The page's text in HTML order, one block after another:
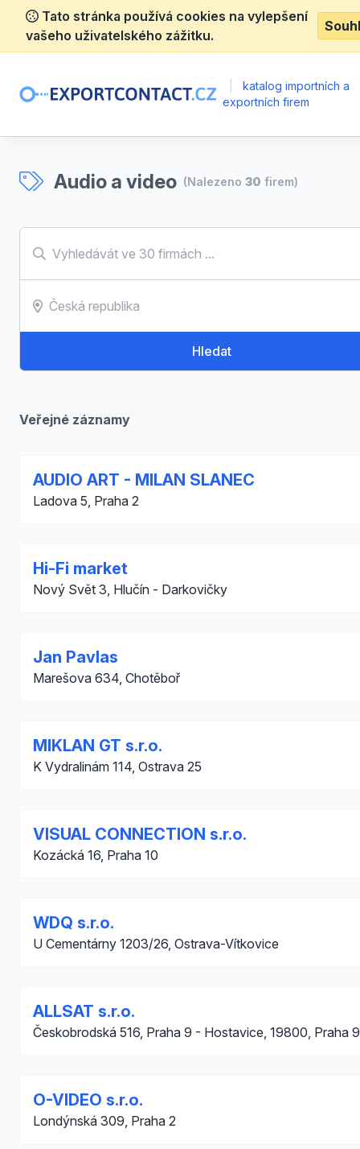
Tato stránka používá cookies na vylepšení
vašeho uživatelského zážitku.
katalog importních a
exportních firem
Audio a video (Nalezeno 30 firem)
Hledat
Veřejné záznamy
AUDIO ART - MILAN SLANEC
Ladova 5, Praha 2
Hi-Fi market
Nový Svět 3, Hlučín - Darkovičky
Jan Pavlas
Marešova 634, Chotěboř
MIKLAN GT s.r.o.
K Vydralinám 114, Ostrava 25
VISUAL CONNECTION s.r.o.
Kozácká 16, Praha 10
WDQ s.r.o.
U Cementárny 1203/26, Ostrava-Vítkovice
ALLSAT s.r.o.
Českobrodská 516, Praha 9 - Hostavice, 19800, Praha 9
O-VIDEO s.r.o.
Londýnská 309, Praha 2